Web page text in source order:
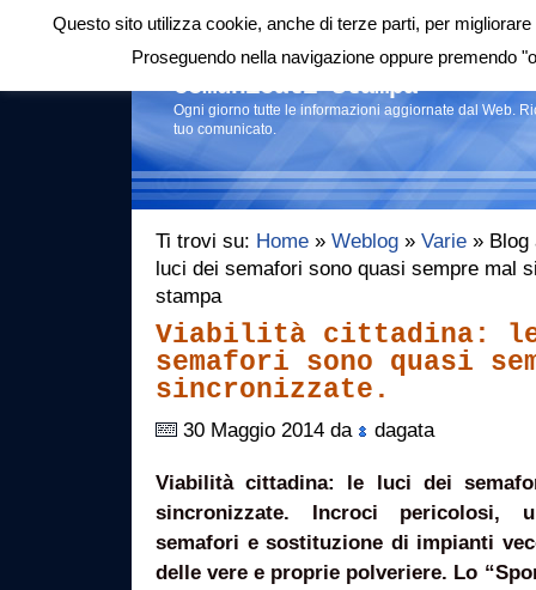
Login|RSS |
Comunicati stampa
Ogni giorno tutte le informazioni aggiornate dal Web.
tuo comunicato.
Ti trovi su: Home » Weblog » Varie » Blog
luci dei semafori sono quasi sempre mal
stampa
Viabilità cittadina:
semafori sono quasi
sincronizzate.
30 Maggio 2014 da dagata
Viabilità cittadina: le luci dei
sincronizzate. Incroci pericolosi,
semafori e sostituzione di impianti
delle vere e proprie polveriere. Lo
Questo sito utilizza cookie, anche di terze parti, per
Proseguendo nella navigazione oppure premendo